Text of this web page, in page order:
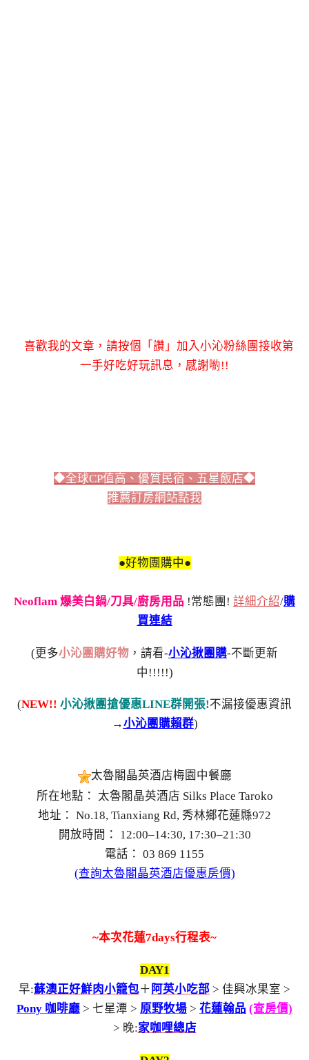
喜歡我的文章，請按個「讚」加入小沁粉絲團接收第
一手好吃好玩訊息，感謝喲!!
◆全球CP值高、優質民宿、五星飯店◆
推薦訂房網站點我
●好物團購中●
Neoflam 爆美白鍋/刀具/廚房用品 !常態團! 詳細介紹/購
買連結
(更多小沁團購好物 ，請看-小沁揪團購-不斷更新
中!!!!!)
(NEW!! 小沁揪團搶優惠LINE群開張!不漏接優惠資訊
→小沁團購賴群)
太魯閣晶英酒店梅園中餐廳
所在地點： 太魯閣晶英酒店 Silks Place Taroko
地址： No.18, Tianxiang Rd, 秀林鄉花蓮縣972
開放時間： 12:00–14:30, 17:30–21:30
電話： 03 869 1155
(查詢太魯閣晶英酒店優惠房價)
~本次花蓮7days行程表~
DAY1
早:蘇澳正好鮮肉小籠包＋ 阿英小吃部 > 佳興冰果室 >
Pony 咖啡廳 > 七星潭 > 原野牧場 > 花蓮翰品 (查房價)
> 晚:家咖哩總店